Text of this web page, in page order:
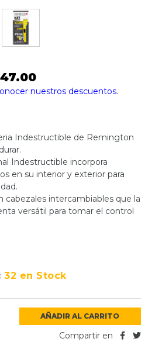
nuestros descuentos.
Indestructible de Remington
Indestructible incorpora
en su interior y exterior para
cabezales intercambiables que la
versátil para tomar el control
32 en Stock
AÑADIR AL CARRITO
Compartir en